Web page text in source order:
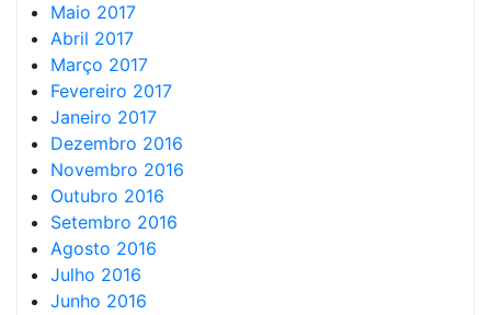
Maio 2017
Abril 2017
Março 2017
Fevereiro 2017
Janeiro 2017
Dezembro 2016
Novembro 2016
Outubro 2016
Setembro 2016
Agosto 2016
Julho 2016
Junho 2016